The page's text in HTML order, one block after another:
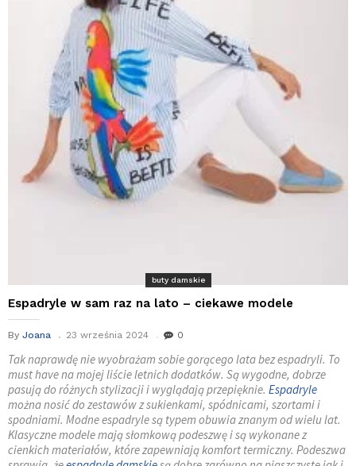
buty damskie
Espadryle w sam raz na lato – ciekawe modele
By Joana 23 września 2024 0
Tak naprawdę nie wyobrażam sobie gorącego lata bez espadryli. To
must have na mojej liście letnich dodatków. Są wygodne, dobrze
pasują do różnych stylizacji i wyglądają przepięknie. Espadryle
można nosić do zestawów z sukienkami, spódnicami, szortami i
spodniami. Modne espadryle są typem obuwia znanym od wielu lat.
Klasyczne modele mają słomkową podeszwę i są wykonane z
cienkich materiałów, które zapewniają komfort termiczny. Podeszwa